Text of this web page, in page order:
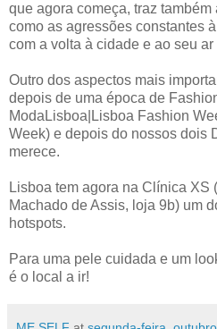
que agora começa, traz
como as agressões constantes
com a volta à cidade e ao seu
Outro dos aspectos mais
depois de uma época de
ModaLisboa|Lisboa Fashion
Week) e depois do nossos dois
merece.
Lisboa tem agora na Clínica XS
Machado de Assis, loja 9b) um
hotspots.
Para uma pele cuidada e um
é o local a ir!